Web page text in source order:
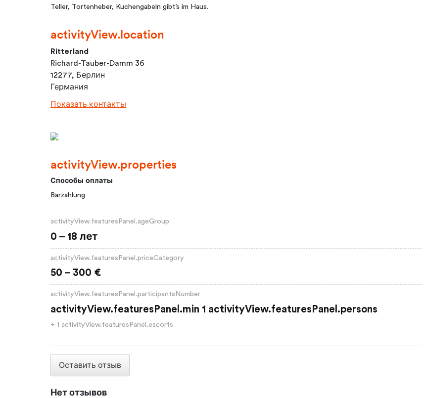
Teller, Tortenheber, Kuchengabeln gibt’s im Haus.
activityView.location
Ritterland
Richard-Tauber-Damm 36
12277, Берлин
Германия
Показать контакты
activityView.properties
Способы оплаты
Barzahlung
activityView.featuresPanel.ageGroup
0 – 18 лет
activityView.featuresPanel.priceCategory
50 – 300 €
activityView.featuresPanel.participantsNumber
activityView.featuresPanel.min 1 activityView.featuresPanel.persons
+ 1 activityView.featuresPanel.escorts
Оставить отзыв
Нет отзывов